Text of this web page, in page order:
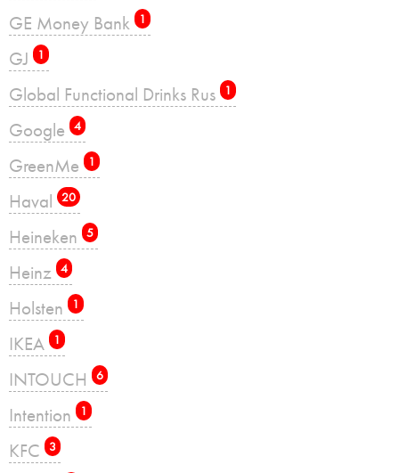
GE Money Bank 1
GJ 1
Global Functional Drinks Rus 1
Google 4
GreenMe 1
Haval 20
Heineken 5
Heinz 4
Holsten 1
IKEA 1
INTOUCH 6
Intention 1
KFC 3